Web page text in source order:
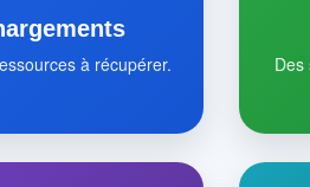
à récupérer.
Des